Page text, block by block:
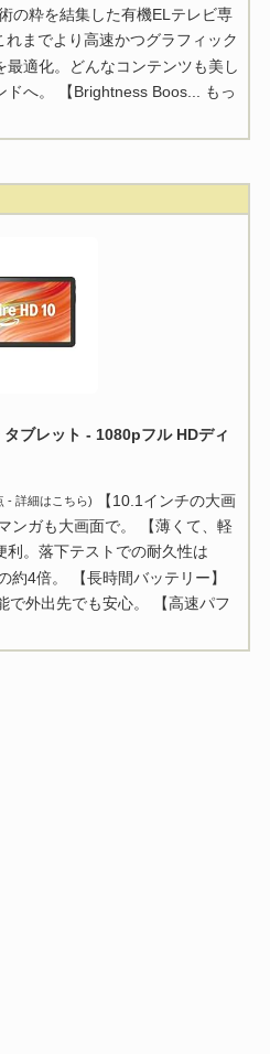
の粋を結集した有機ELテレビ専
までより高速かつグラフィック
適化。どんなコンテンツも美し
ドへ。 【Brightness Boos...
もっ
ブレット - 1080pフル HDディ
- 詳細はこちら)
【10.1インチの大画
ンガも大画面で。 【薄くて、軽
利。落下テストでの耐久性は
4倍。 【長時間バッテリー】
で外出先でも安心。 【高速パフ